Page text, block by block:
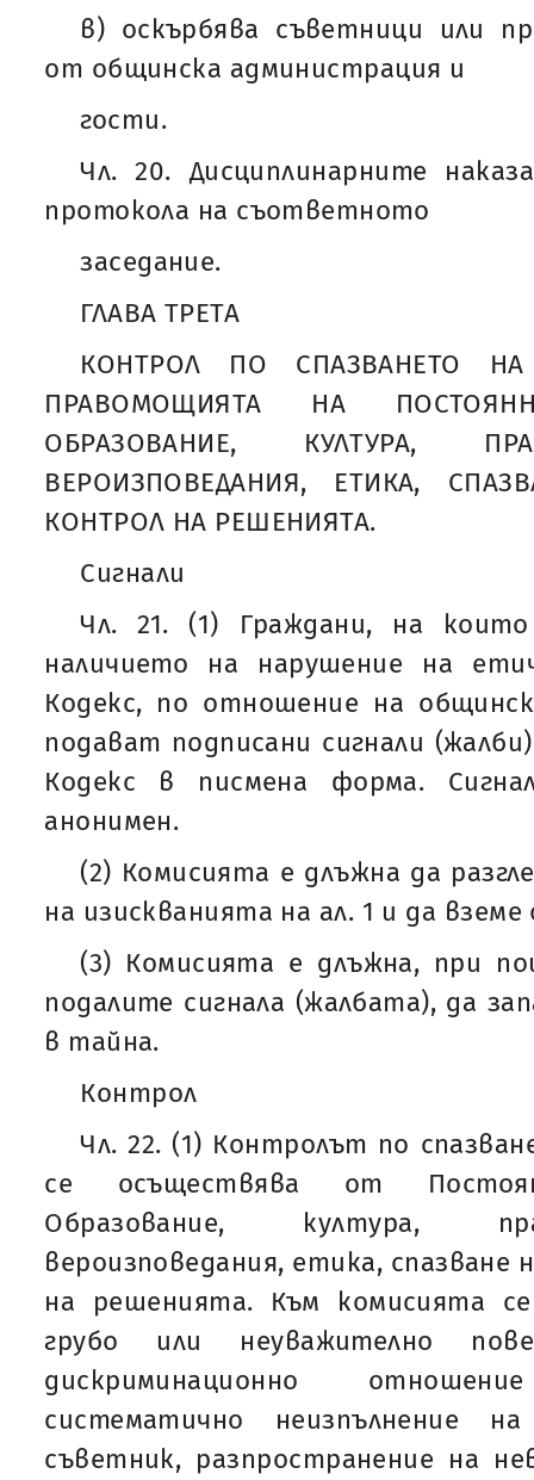
в) оскърбява съветници или
от общинска администрация и
гости.
Чл. 20. Дисциплинарните
протокола на съответното
заседание.
ГЛАВА ТРЕТА
КОНТРОЛ ПО СПАЗВАНЕТО
ПРАВОМОЩИЯТА НА
ОБРАЗОВАНИЕ, КУЛТУРА,
ВЕРОИЗПОВЕДАНИЯ, ЕТИКА,
КОНТРОЛ НА РЕШЕНИЯТА.
Сигнали
Чл. 21. (1) Граждани, на
наличието на нарушение на
Кодекс, по отношение на
подават подписани сигнали
Кодекс в писмена форма.
анонимен.
(2) Комисията е длъжна да
на изискванията на ал. 1 и да
(3) Комисията е длъжна, при
подалите сигнала (жалбата), да
в тайна.
Контрол
Чл. 22. (1) Контролът по
се осъществява от
Образование, култура,
вероизповедания, етика, спазване
на решенията. Към комисията
грубо или неуважително
дискриминационно
систематично неизпълнение
съветник, разпространение на